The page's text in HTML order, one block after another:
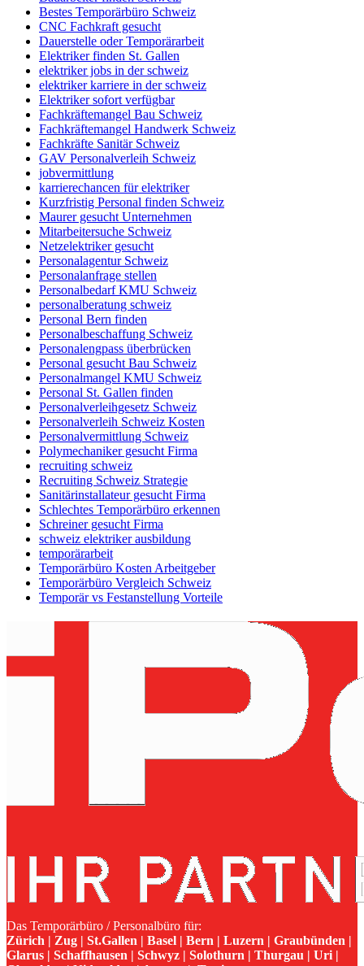
Bestes Temporärbüro Schweiz
CNC Fachkraft gesucht
Dauerstelle oder Temporärarbeit
Elektriker finden St. Gallen
elektriker jobs in der schweiz
elektriker karriere in der schweiz
Elektriker sofort verfügbar
Fachkräftemangel Bau Schweiz
Fachkräftemangel Handwerk Schweiz
Fachkräfte Sanitär Schweiz
GAV Personalverleih Schweiz
jobvermittlung
karrierechancen für elektriker
Kurzfristig Personal finden Schweiz
Maurer gesucht Unternehmen
Mitarbeitersuche Schweiz
Netzelektriker gesucht
Personalagentur Schweiz
Personalanfrage stellen
Personalbedarf KMU Schweiz
personalberatung schweiz
Personal Bern finden
Personalbeschaffung Schweiz
Personalengpass überbrücken
Personal gesucht Bau Schweiz
Personalmangel KMU Schweiz
Personal St. Gallen finden
Personalverleihgesetz Schweiz
Personalverleih Schweiz Kosten
Personalvermittlung Schweiz
Polymechaniker gesucht Firma
recruiting schweiz
Recruiting Schweiz Strategie
Sanitärinstallateur gesucht Firma
Schlechtes Temporärbüro erkennen
Schreiner gesucht Firma
schweiz elektriker ausbildung
temporärarbeit
Temporärbüro Kosten Arbeitgeber
Temporärbüro Vergleich Schweiz
Temporär vs Festanstellung Vorteile
Das Temporärbüro / Personalbüro für:
Zürich | Zug | St.Gallen | Basel | Bern | Luzern | Graubünden |
Glarus | Schaffhausen | Schwyz | Solothurn | Thurgau | Uri |